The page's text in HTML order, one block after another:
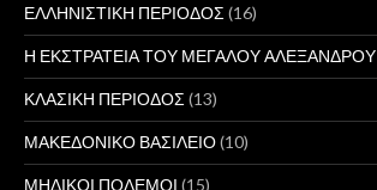
ΕΛΛΗΝΙΣΤΙΚΗ ΠΕΡΙΟΔΟΣ (16)
Η ΕΚΣΤΡΑΤΕΙΑ ΤΟΥ ΜΕΓΑΛΟΥ ΑΛΕΞΑΝΔΡΟΥ
ΚΛΑΣΙΚΗ ΠΕΡΙΟΔΟΣ (13)
ΜΑΚΕΔΟΝΙΚΟ ΒΑΣΙΛΕΙΟ(10)
ΜΗΔΙΚΟΙ ΠΟΛΕΜΟΙ (15)